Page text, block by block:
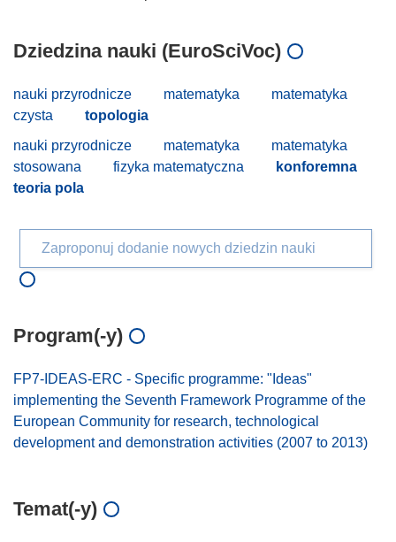
Dziedzina nauki (EuroSciVoc)
nauki przyrodnicze matematyka
matematyka
czysta
topologia
nauki przyrodnicze
matematyka
matematyka
stosowana
fizyka matematyczna
konforemna
teoria pola
Zaproponuj dodanie nowych dziedzin nauki
Program(-y)
FP7-IDEAS-ERC - Specific programme: "Ideas"
implementing the Seventh Framework Programme of the
European Community for research, technological
development and demonstration activities (2007 to 2013)
Temat(-y)